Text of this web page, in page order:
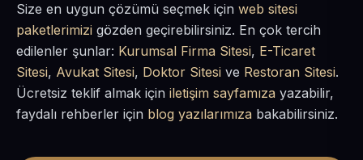
Size en uygun çözümü seçmek için web sitesi
paketlerimizi gözden geçirebilirsiniz. En çok tercih
edilenler şunlar: Kurumsal Firma Sitesi, E-Ticaret
Sitesi, Avukat Sitesi, Doktor Sitesi ve Restoran Sitesi.
Ücretsiz teklif almak için iletişim sayfamıza yazabilir,
faydalı rehberler için blog yazılarımıza bakabilirsiniz.